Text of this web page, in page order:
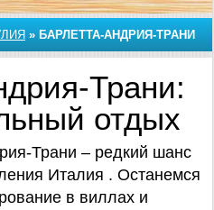
» БАРЛЕТТА-АНДРИЯ-ТРАНИ
Трани:
отдых
Трани – редкий шанс
Италия . Останемся
в виллах и